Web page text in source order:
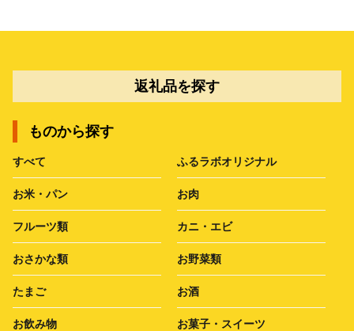
返礼品を探す
ものから探す
すべて ふるラボオリジナル
お米・パン お肉
フルーツ類 カニ・エビ
おさかな類 お野菜類
たまご お酒
お飲み物 お菓子・スイーツ